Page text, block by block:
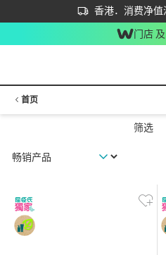
香港．消费净
立即成为易赏钱
首次APP下单买满
门店
首页
筛选